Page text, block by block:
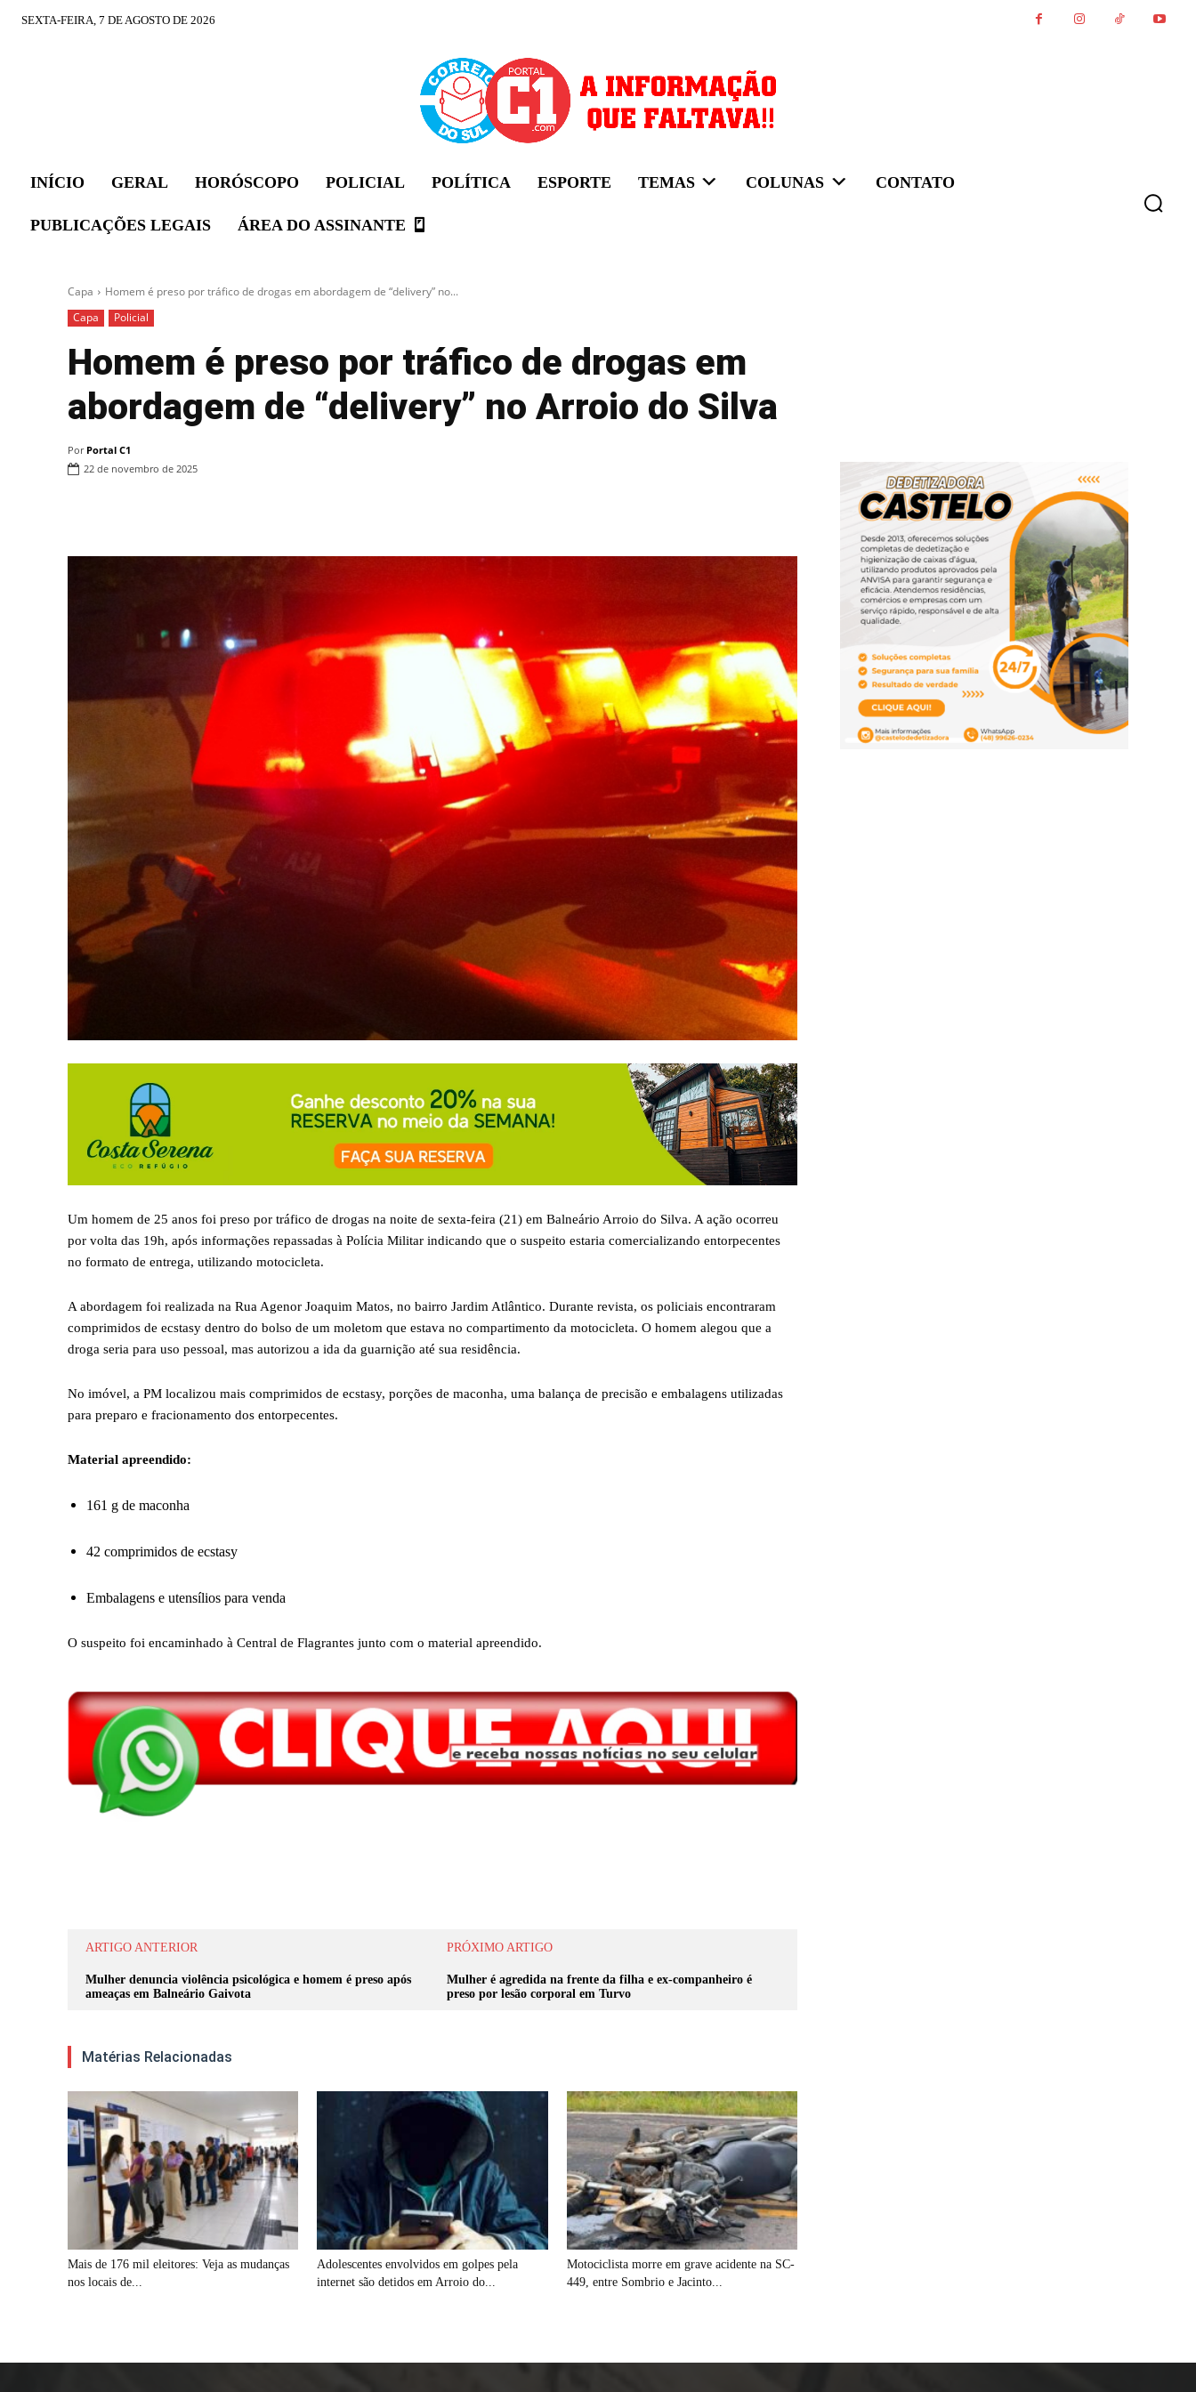
SEXTA-FEIRA, 7 DE AGOSTO DE 2026
INÍCIO GERAL HORÓSCOPO POLICIAL POLÍTICA ESPORTE TEMAS COLUNAS CONTATO
PUBLICAÇÕES LEGAIS ÁREA DO ASSINANTE
Capa
Homem é preso por tráfico de drogas em abordagem de “delivery” no...
Capa
Policial
Homem é preso por tráfico de drogas em
abordagem de “delivery” no Arroio do Silva
Por Portal C1
22 de novembro de 2025
Um homem de 25 anos foi preso por tráfico de drogas na noite de sexta-feira (21) em Balneário Arroio do Silva. A ação ocorreu
por volta das 19h, após informações repassadas à Polícia Militar indicando que o suspeito estaria comercializando entorpecentes
no formato de entrega, utilizando motocicleta.
A abordagem foi realizada na Rua Agenor Joaquim Matos, no bairro Jardim Atlântico. Durante revista, os policiais encontraram
comprimidos de ecstasy dentro do bolso de um moletom que estava no compartimento da motocicleta. O homem alegou que a
droga seria para uso pessoal, mas autorizou a ida da guarnição até sua residência.
No imóvel, a PM localizou mais comprimidos de ecstasy, porções de maconha, uma balança de precisão e embalagens utilizadas
para preparo e fracionamento dos entorpecentes.
Material apreendido:
161 g de maconha
42 comprimidos de ecstasy
Embalagens e utensílios para venda
O suspeito foi encaminhado à Central de Flagrantes junto com o material apreendido.
ARTIGO ANTERIOR
Mulher denuncia violência psicológica e homem é preso após
ameaças em Balneário Gaivota
PRÓXIMO ARTIGO
Mulher é agredida na frente da filha e ex-companheiro é
preso por lesão corporal em Turvo
Matérias Relacionadas
Mais de 176 mil eleitores: Veja as mudanças
nos locais de...
Adolescentes envolvidos em golpes pela
internet são detidos em Arroio do...
Motociclista morre em grave acidente na SC-
449, entre Sombrio e Jacinto...